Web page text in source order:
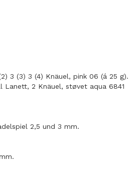
3 (3) 3 (4) Knäuel, pink 06 (á 25 g).
Lanett, 2 Knäuel, støvet aqua 6841
2,5 und 3 mm.